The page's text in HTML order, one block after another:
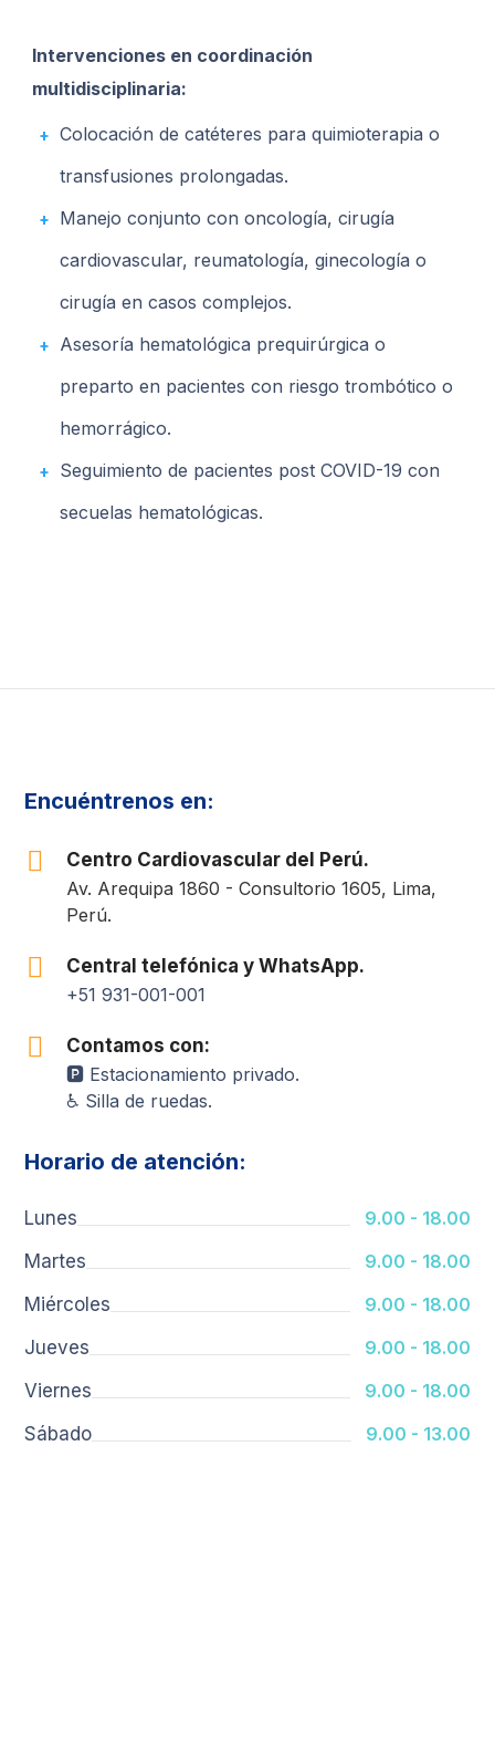
Intervenciones en coordinación
multidisciplinaria:
Colocación de catéteres para quimioterapia o
transfusiones prolongadas.
Manejo conjunto con oncología, cirugía
cardiovascular, reumatología, ginecología o
cirugía en casos complejos.
Asesoría hematológica prequirúrgica o
preparto en pacientes con riesgo trombótico o
hemorrágico.
Seguimiento de pacientes post COVID-19 con
secuelas hematológicas.
Encuéntrenos en:
Centro Cardiovascular del Perú.
Av. Arequipa 1860 - Consultorio 1605, Lima,
Perú.
Central telefónica y WhatsApp.
+51 931-001-001
Contamos con:
🅿️ Estacionamiento privado.
♿ Silla de ruedas.
Horario de atención:
Lunes
9.00 - 18.00
Martes
9.00 - 18.00
Miércoles
9.00 - 18.00
Jueves
9.00 - 18.00
Viernes
9.00 - 18.00
Sábado
9.00 - 13.00